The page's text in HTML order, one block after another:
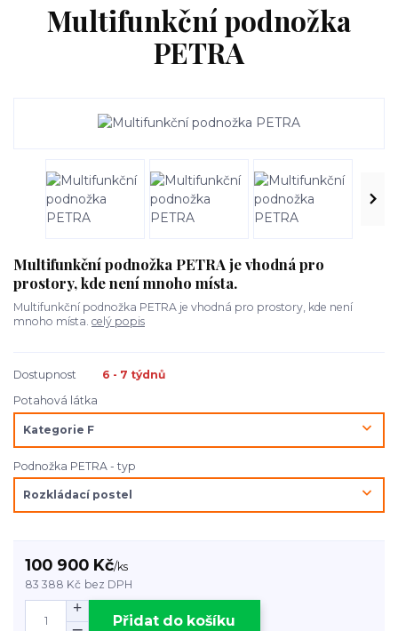
Multifunkční podnožka
PETRA
Multifunkční podnožka PETRA je vhodná pro
prostory, kde není mnoho místa.
Multifunkční podnožka PETRA je vhodná pro prostory, kde není
mnoho místa. celý popis
Dostupnost
6 - 7 týdnů
Potahová látka
Podnožka PETRA - typ
100 900 Kč/ks
83 388 Kč bez DPH
Přidat do košíku